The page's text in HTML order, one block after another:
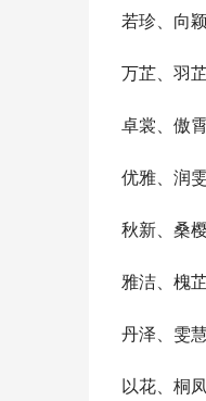
若珍、向
万芷、羽
卓裳、傲
优雅、润
秋新、桑
雅洁、槐
丹泽、雯
以花、桐